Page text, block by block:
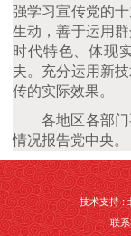
强学习宣传党的
生动，善于运用
时代特色、体现
夫。充分运用新
传的实际效果。
各地区各部
情况报告党中央。
技术支持 :
联